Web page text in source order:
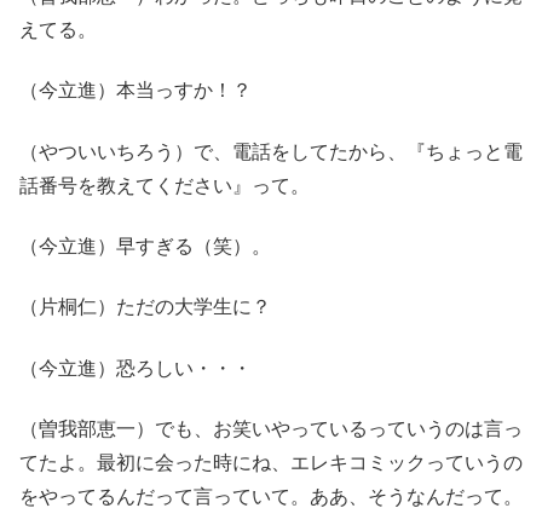
えてる。
（今立進）本当っすか！？
（やついいちろう）で、電話をしてたから、『ちょっと電
話番号を教えてください』って。
（今立進）早すぎる（笑）。
（片桐仁）ただの大学生に？
（今立進）恐ろしい・・・
（曽我部恵一）でも、お笑いやっているっていうのは言っ
てたよ。最初に会った時にね、エレキコミックっていうの
をやってるんだって言っていて。ああ、そうなんだって。